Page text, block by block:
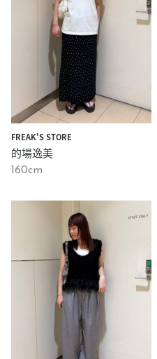
FREAK'S STORE
的場逸美
160cm